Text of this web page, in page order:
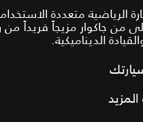
الرياضية متعددة
من جاكوار مزيجاً فريداً من
الديناميكية.